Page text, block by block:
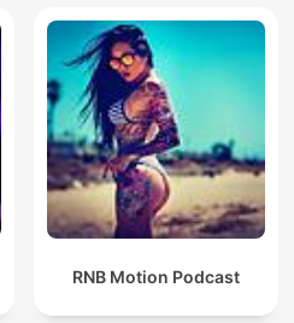
RNB Motion Podcast